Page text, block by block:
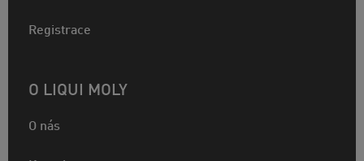
Registrace
O LIQUI MOLY
O nás